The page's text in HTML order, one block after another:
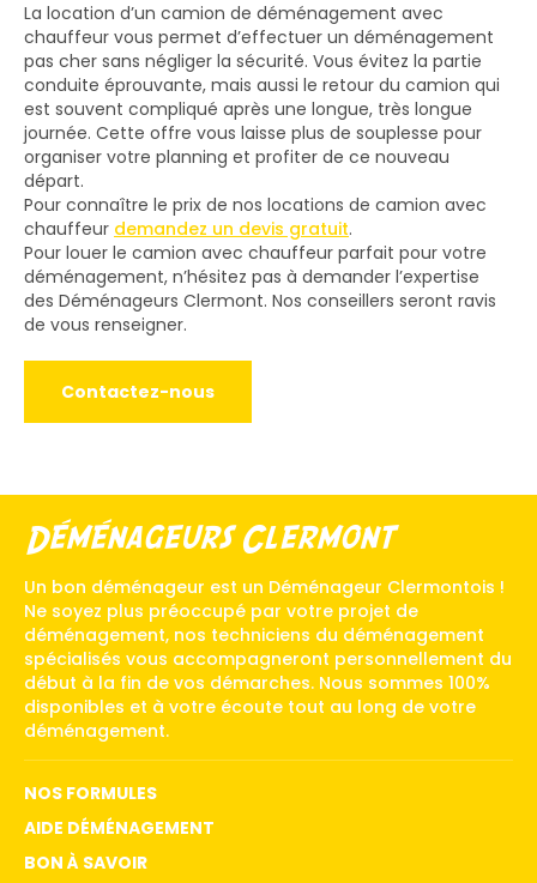
La location d’un camion de déménagement avec
chauffeur vous permet d’effectuer un déménagement
pas cher sans négliger la sécurité. Vous évitez la partie
conduite éprouvante, mais aussi le retour du camion qui
est souvent compliqué après une longue, très longue
journée. Cette offre vous laisse plus de souplesse pour
organiser votre planning et profiter de ce nouveau
départ.
Pour connaître le prix de nos locations de camion avec
chauffeur demandez un devis gratuit.
Pour louer le camion avec chauffeur parfait pour votre
déménagement, n’hésitez pas à demander l’expertise
des Déménageurs Clermont. Nos conseillers seront ravis
de vous renseigner.
Contactez-nous
Déménageurs Clermont
Un bon déménageur est un Déménageur Clermontois !
Ne soyez plus préoccupé par votre projet de
déménagement, nos techniciens du déménagement
spécialisés vous accompagneront personnellement du
début à la fin de vos démarches. Nous sommes 100%
disponibles et à votre écoute tout au long de votre
déménagement.
NOS FORMULES
AIDE DÉMÉNAGEMENT
BON À SAVOIR